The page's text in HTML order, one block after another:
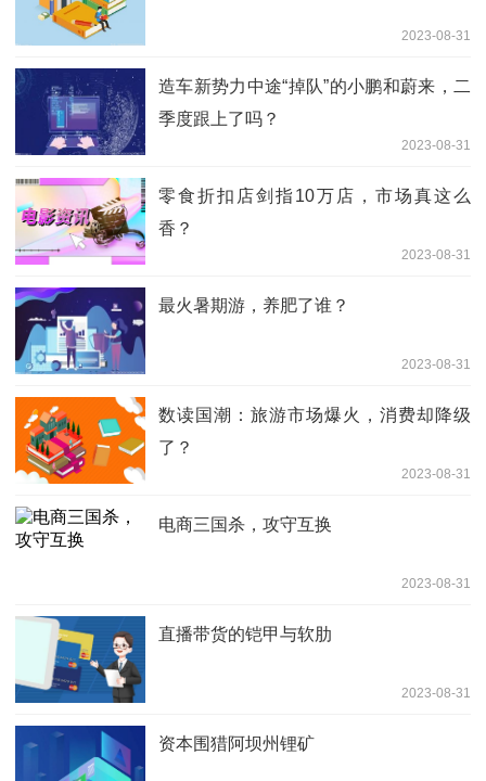
2023-08-31
造车新势力中途“掉队”的小鹏和蔚来，二
季度跟上了吗？
2023-08-31
零食折扣店剑指10万店，市场真这么
香？
2023-08-31
最火暑期游，养肥了谁？
2023-08-31
数读国潮：旅游市场爆火，消费却降级
了？
2023-08-31
电商三国杀，攻守互换
2023-08-31
直播带货的铠甲与软肋
2023-08-31
资本围猎阿坝州锂矿